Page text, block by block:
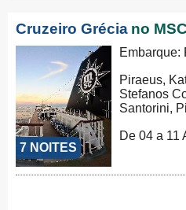
Cruzeiro Grécia no
7 NOITES
Embarque:
Piraeus,
Stefanos
Santorini,
De 04 a 11